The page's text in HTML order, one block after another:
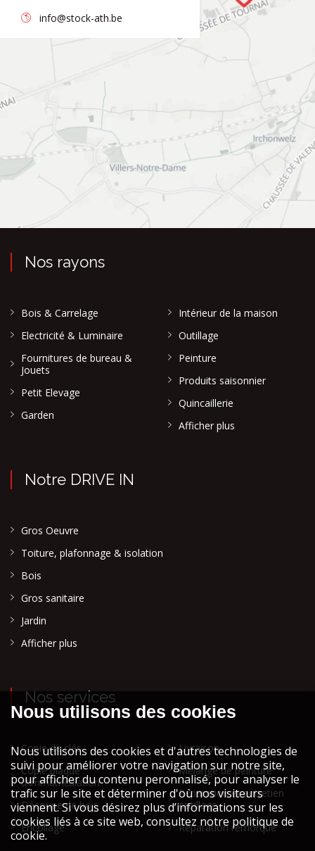
info@stock-ath.be
Nos rayons
Bois & Carrelage
Electricité & Luminaire
Fournitures de bureau &
Jouets
Petit Elevage
Garden
Intérieur de la maison
Outillage
Peinture
Produits saisonnier
Quincaillerie
Afficher plus
Notre DRIVE IN
Gros Oeuvre
Toiture, plafonnage & isolation
Bois
Gros sanitaire
Jardin
Afficher plus
Nos services
Copie de clés
Copie plaque
d'immatriculation
Découpe de bois
Encollage
Livraison
Mélange de peinture
Réparation et entretien
outillage
Réparation remorque